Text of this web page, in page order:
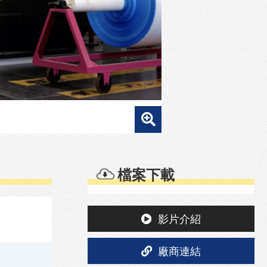
檔案下載
影片介紹
廠商連結